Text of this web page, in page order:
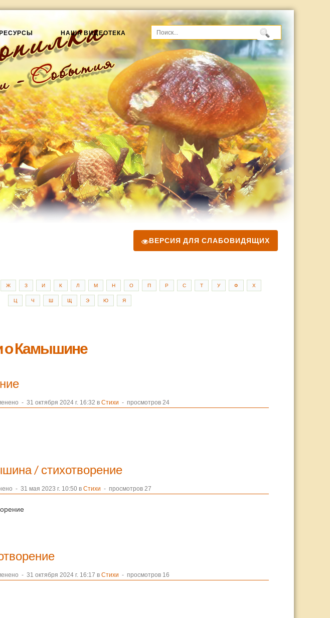
НАША ВИДЕОТЕКА
ВЕРСИЯ ДЛЯ СЛАБОВИДЯЩИХ
Ж З И К Л М Н О П Р С Т У Ф Х
Ц Ч Ш Щ Э Ю Я
о Камышине
- 31 октября 2024 г. 16:32 в Стихи - просмотров 24
/ стихотворение
- 31 мая 2023 г. 10:50 в Стихи - просмотров 27
- 31 октября 2024 г. 16:17 в Стихи - просмотров 16